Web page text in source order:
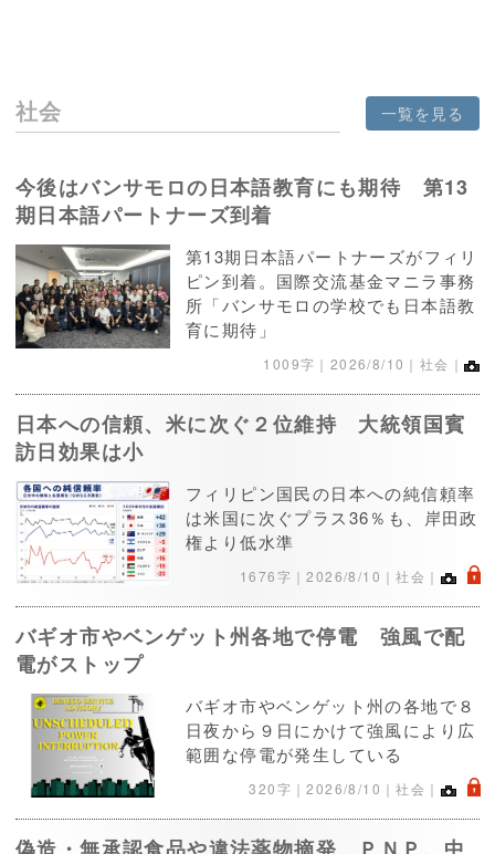
社会 一覧を見る
今後はバンサモロの日本語教育にも期待 第13
期日本語パートナーズ到着
第13期日本語パートナーズがフィリ
ピン到着。国際交流基金マニラ事務
所「バンサモロの学校でも日本語教
育に期待」
1009字｜ 2026/8/10 ｜社会｜
日本への信頼、米に次ぐ２位維持 大統領国賓
訪日効果は小
フィリピン国民の日本への純信頼率
は米国に次ぐプラス36％も、岸田政
権より低水準
1676字｜2026/8/10 ｜社会｜ .
バギオ市やベンゲット州各地で停電 強風で配
電がストップ
バギオ市やベンゲット州の各地で８
日夜から９日にかけて強風により広
範囲な停電が発生している
320字｜2026/8/10 ｜社会｜ .